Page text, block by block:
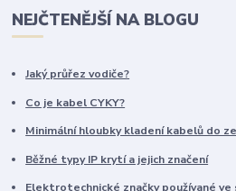
NEJČTENĚJŠÍ NA BLOGU
Jaký průřez vodiče?
Co je kabel CYKY?
Minimální hloubky kladení kabelů do
Běžné typy IP krytí a jejich značení
Elektrotechnické značky používané ve